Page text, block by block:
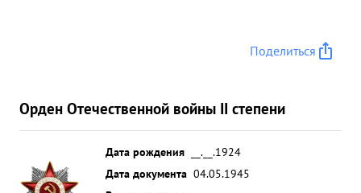
Поделиться
Орден Отечественной войны II степени
Дата рождения
__.__.1924
Дата документа 04.05.1945